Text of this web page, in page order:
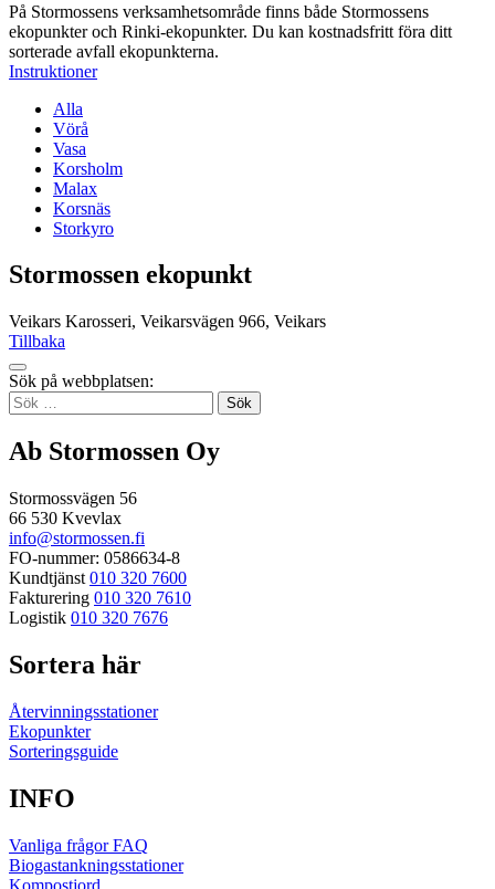
På Stormossens verksamhetsområde finns både Stormossens
ekopunkter och Rinki-ekopunkter. Du kan kostnadsfritt föra ditt
sorterade avfall ekopunkterna.
Instruktioner
Alla
Vörå
Vasa
Korsholm
Malax
Korsnäs
Storkyro
Stormossen ekopunkt
Veikars Karosseri, Veikarsvägen 966, Veikars
Tillbaka
Tillbaka
up
Sök på webbplatsen:
Sök
efter:
Ab Stormossen Oy
Stormossvägen 56
66 530 Kvevlax
info@stormossen.fi
FO-nummer: 0586634-8
Kundtjänst 010 320 7600
Fakturering 010 320 7610
Logistik 010 320 7676
Sortera här
Återvinningsstationer
Ekopunkter
Sorteringsguide
INFO
Vanliga frågor FAQ
Biogastankningsstationer
Kompostjord